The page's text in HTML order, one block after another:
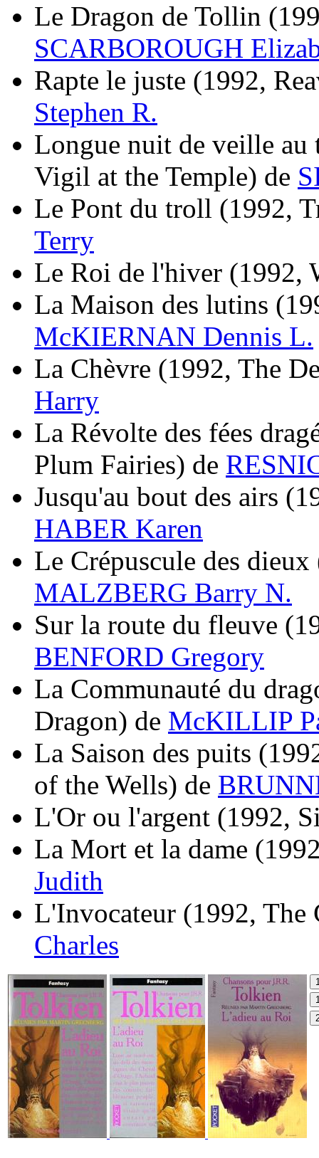
Le Dragon de Tollin
SCARBOROUGH
Rapte le juste (1992,
Stephen R.
Longue nuit de veille au
Vigil at the Temple) de
Le Pont du troll (1992,
Terry
Le Roi de l'hiver (1992,
La Maison des lutins
McKIERNAN Dennis L.
La Chèvre (1992, The
Harry
La Révolte des fées
Plum Fairies) de
Jusqu'au bout des airs
HABER Karen
Le Crépuscule des dieux
MALZBERG Barry N.
Sur la route du fleuve
BENFORD Gregory
La Communauté du
Dragon) de McKILLIP
La Saison des puits
of the Wells) de
L'Or ou l'argent (1992,
La Mort et la dame
Judith
L'Invocateur (1992, The
Charles